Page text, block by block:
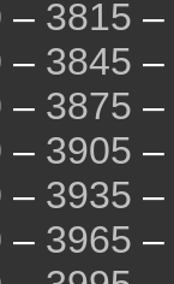
– 3815 –
– 3845 –
– 3875 –
– 3905 –
– 3935 –
– 3965 –